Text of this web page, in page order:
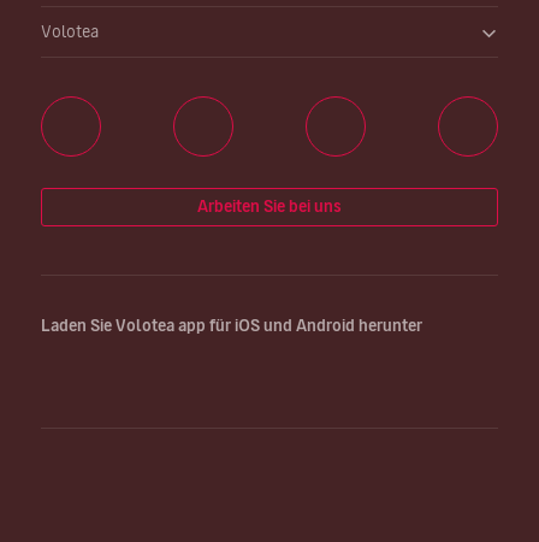
Volotea
Arbeiten Sie bei uns
Laden Sie Volotea app für iOS und Android herunter